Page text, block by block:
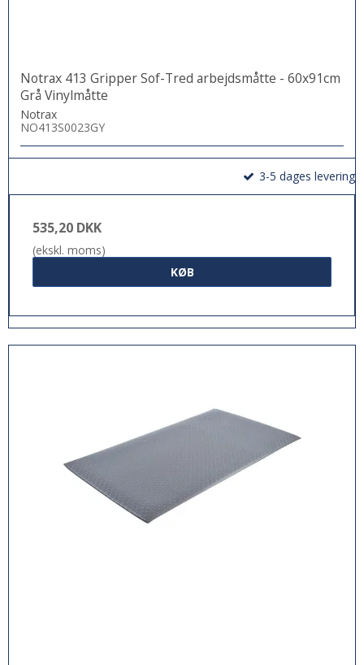
Notrax 413 Gripper Sof-Tred arbejdsmåtte - 60x91cm
Grå Vinylmåtte
Notrax
NO413S0023GY
3-5 dages levering
535,20 DKK
(ekskl. moms)
KØB